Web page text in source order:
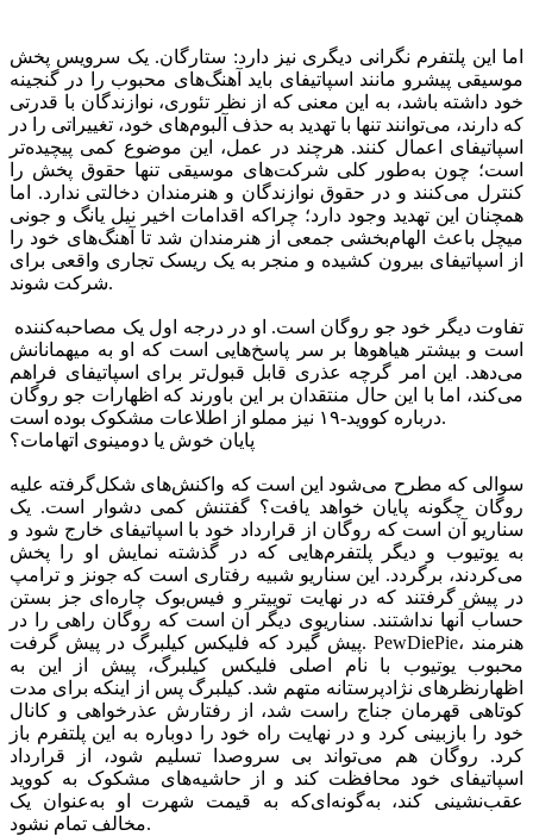
اما این پلتفرم نگرانی دیگری نیز دارد: ستارگان. یک سرویس پخش
موسیقی پیشرو مانند اسپاتیفای باید آهنگ‌های محبوب را در گنجینه
خود داشته باشد، به این معنی که از نظر تئوری، نوازندگان با قدرتی
که دارند، می‌توانند تنها با تهدید به حذف آلبوم‌های خود، تغییراتی را در
اسپاتیفای اعمال کنند. هرچند در عمل، این موضوع کمی پیچیده‌تر
است؛ چون به‌طور کلی شرکت‌های موسیقی تنها حقوق پخش را
کنترل می‌کنند و در حقوق نوازندگان و هنرمندان دخالتی ندارد. اما
همچنان این تهدید وجود دارد؛ چراکه اقدامات اخیر نیل یانگ و جونی
میچل باعث الهام‌بخشی جمعی از هنرمندان شد تا آهنگ‌های خود را
از اسپاتیفای بیرون کشیده و منجر به یک ریسک تجاری واقعی برای
شرکت شوند.
است و بیشتر هیاهوها بر سر پاسخ‌هایی است که او به ‌میهمانانش
می‌دهد. این امر گرچه عذری قابل قبول‌تر برای اسپاتیفای فراهم
می‌کند، اما با این حال منتقدان بر این باورند که اظهارات جو روگان
درباره کووید-۱۹ نیز مملو از اطلاعات مشکوک بوده است.
پایان خوش یا دومینوی اتهامات؟
سوالی که مطرح می‌شود این است که واکنش‌های شکل‌گرفته علیه
روگان چگونه پایان خواهد یافت؟ گفتنش کمی دشوار است. یک
سناریو آن است که روگان از قرارداد خود با اسپاتیفای خارج شود و
به یوتیوب و دیگر پلتفرم‌هایی که در گذشته نمایش او را پخش
می‌کردند، برگردد. این سناریو شبیه رفتاری است که جونز و ترامپ
در پیش گرفتند که در نهایت توییتر و فیس‌بوک چاره‌ای جز بستن
حساب آنها نداشتند. سناریوی دیگر آن است که روگان راهی را در
پیش گیرد که فلیکس کیلبرگ در پیش گرفت. PewDiePie، هنرمند
محبوب یوتیوب با نام اصلی فلیکس کیلبرگ، پیش از این به
اظهارنظرهای نژادپرستانه متهم شد. کیلبرگ پس از اینکه برای مدت
کوتاهی قهرمان جناج راست شد، از رفتارش عذرخواهی و کانال
خود را بازبینی کرد و در نهایت راه خود را دوباره به این پلتفرم باز
کرد. روگان هم می‌تواند بی سروصدا تسلیم شود، از قرارداد
اسپاتیفای خود محافظت کند و از حاشیه‌های مشکوک به کووید
عقب‌نشینی کند، به‌گونه‌ای‌که به قیمت شهرت او به‌عنوان یک
مخالف تمام نشود.